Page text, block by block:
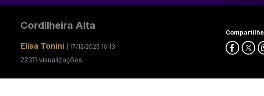
Cordilheira Alta
Elisa Tonini | 17/12/2025 16:13
22311 visualizações
Compartilhe